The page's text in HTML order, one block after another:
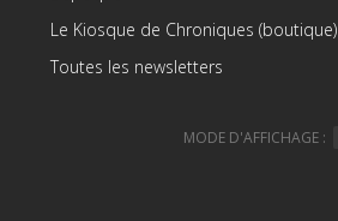
Le Kiosque de Chroniques (boutique)
Toutes les newsletters
MODE D'AFFICHAGE :